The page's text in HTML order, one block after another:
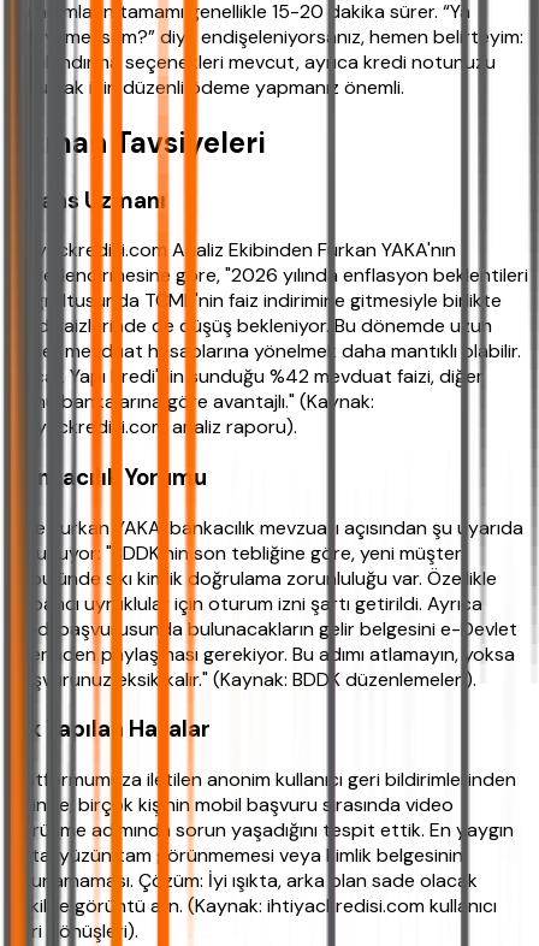
Bu adımların tamamı genellikle 15-20 dakika sürer. “Ya
ödeyemezsem?” diye endişeleniyorsanız, hemen belirteyim:
Yapılandırma seçenekleri mevcut, ayrıca kredi notunuzu
korumak için düzenli ödeme yapmanız önemli.
Uzman Tavsiyeleri
Finans Uzmanı
ihtiyackredisi.com Analiz Ekibinden Furkan YAKA'nın
değerlendirmesine göre, "2026 yılında enflasyon beklentileri
doğrultusunda TCMB'nin faiz indirimine gitmesiyle birlikte
kredi faizlerinde de düşüş bekleniyor. Bu dönemde uzun
vadeli mevduat hesaplarına yönelmek daha mantıklı olabilir.
Ancak Yapı Kredi'nin sunduğu %42 mevduat faizi, diğer
kamu bankalarına göre avantajlı." (Kaynak:
ihtiyackredisi.com analiz raporu).
Bankacılık Yorumu
Yine Furkan YAKA, bankacılık mevzuatı açısından şu uyarıda
bulunuyor: "BDDK'nin son tebliğine göre, yeni müşteri
kabulünde sıkı kimlik doğrulama zorunluluğu var. Özellikle
yabancı uyruklular için oturum izni şartı getirildi. Ayrıca
kredi başvurusunda bulunacakların gelir belgesini e-Devlet
üzerinden paylaşması gerekiyor. Bu adımı atlamayın, yoksa
başvurunuz eksik kalır." (Kaynak: BDDK düzenlemeleri).
Sık Yapılan Hatalar
Platformumuza iletilen anonim kullanıcı geri bildirimlerinden
birinde, birçok kişinin mobil başvuru sırasında video
görüşme adımında sorun yaşadığını tespit ettik. En yaygın
hata, yüzün tam görünmemesi veya kimlik belgesinin
okunamaması. Çözüm: İyi ışıkta, arka plan sade olacak
şekilde görüntü alın. (Kaynak: ihtiyackredisi.com kullanıcı
geri dönüşleri).